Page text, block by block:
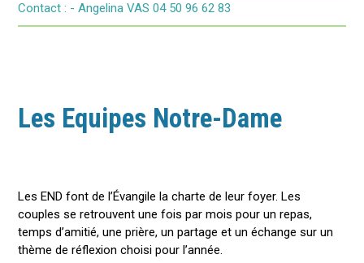
Contact : - Angelina VAS 04 50 96 62 83
Les Equipes Notre-Dame
Les END font de l’Évangile la charte de leur foyer. Les
couples se retrouvent une fois par mois pour un repas,
temps d’amitié, une prière, un partage et un échange sur un
thème de réflexion choisi pour l’année.